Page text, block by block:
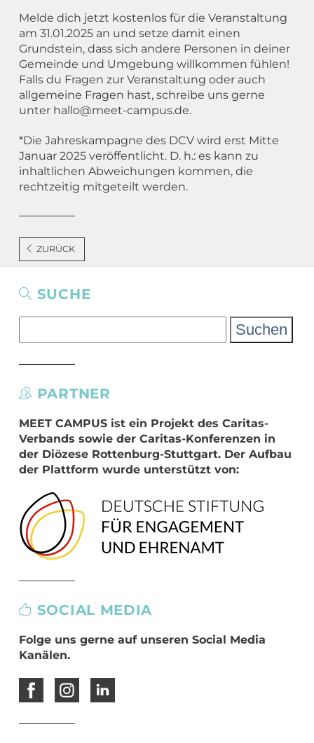
Melde dich jetzt kostenlos für die Veranstaltung
am 31.01.2025 an und setze damit einen
Grundstein, dass sich andere Personen in deiner
Gemeinde und Umgebung willkommen fühlen!
Falls du Fragen zur Veranstaltung oder auch
allgemeine Fragen hast, schreibe uns gerne
unter hallo@meet-campus.de.
*Die Jahreskampagne des DCV wird erst Mitte
Januar 2025 veröffentlicht. D. h.: es kann zu
inhaltlichen Abweichungen kommen, die
rechtzeitig mitgeteilt werden.
ZURÜCK
SUCHE
PARTNER
MEET CAMPUSist ein Projekt des Caritas-
Verbands sowie der Caritas-Konferenzen in
der Diözese Rottenburg-Stuttgart. Der Aufbau
der Plattform wurde unterstützt von:
SOCIAL MEDIA
Folge uns gerne auf unseren Social Media
Kanälen.